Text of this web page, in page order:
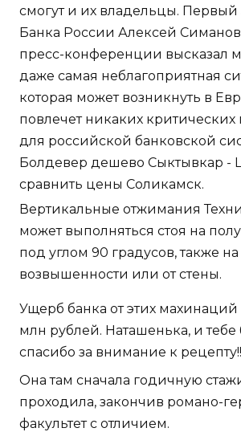
смогут и их владельцы.
Банка России Алексей
пресс-конференции высказал
даже самая неблагоприятная
которая может возникнуть в
повлечет никаких критических
для российской банковской
Болдевер дешево Сыктывкар -
сравнить цены Соликамск.
Вертикальные отжимания
может выполняться стоя на
под углом 90 градусов, также на
возвышенности или от стены.
Ущерб банка от этих
млн рублей. Наташенька, и
спасибо за внимание к
Она там сначала годичную
проходила, закончив романо-
факультет с отличием.